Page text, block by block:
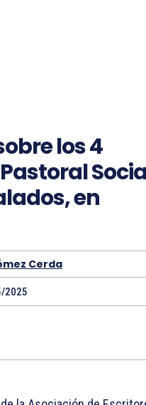
los 4
en
Cerda
2025